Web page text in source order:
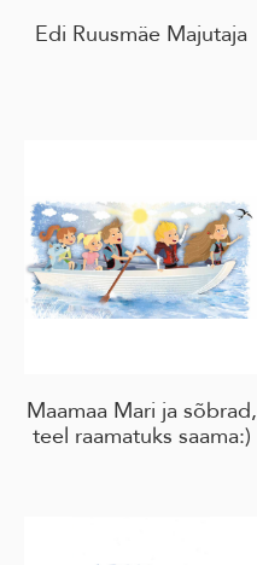
Edi Ruusmäe Majutaja
Maamaa Mari ja sõbrad,
teel raamatuks saama:)